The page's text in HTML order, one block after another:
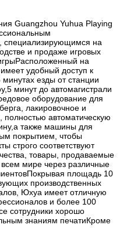
Guangzhou Yuhua Playing
специализирующимся на
и продаже игровых
на
удобный доступ к
езды от станции
минут до автомагистрали
оборудование для
лакировочное и
автоматическую
также машины для
покрытием, чтобы
строго соответствуют
товары, продаваемые
мире через различные
площадь 10
производственных
Юхуа имеет отличную
и более 100
сотрудники хорошо
знаниям печатиКроме